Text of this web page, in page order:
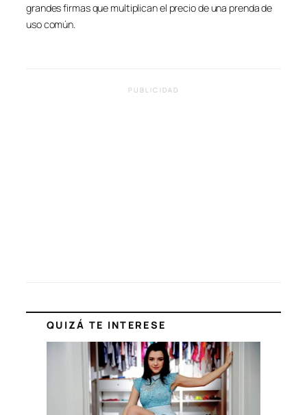
grandes firmas que multiplican el precio de una prenda de
uso común.
PUBLICIDAD
QUIZÁ TE INTERESE